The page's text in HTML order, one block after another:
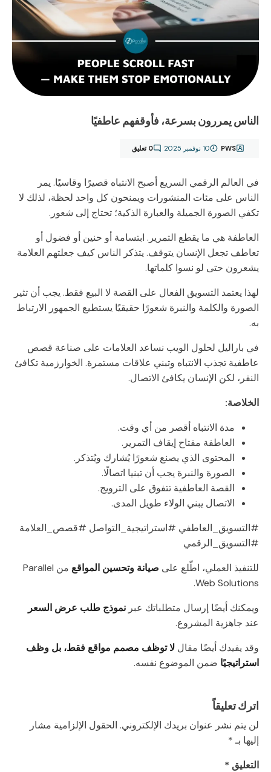
الناس يمررون بسرعة، فأوقفهم عاطفيًا
PWS 10 نوفمبر 2025 0 تعليق
في العالم الرقمي السريع أصبح الانتباه قصيرًا وقاسيًا. يمر
الناس على مئات المنشورات ويمنحون كل واحد لحظة، لذلك لا
تكفي الصورة الجميلة والعبارة الذكية؛ تحتاج إلى شعور.
العاطفة هي ما يقطع التمرير. ابتسامة أو حنين أو فضول أو
تعاطف تجعل الإنسان يتوقف. يتذكر الناس كيف جعلتهم العلامة
يشعرون حتى لو نسوا كلماتها.
لهذا يعتمد التسويق الفعال على القصة لا البيع فقط. يجب أن تثير
الصورة والكلمة والنبرة شعورًا حقيقيًا يستطيع الجمهور الارتباط
به.
في باراليل لحلول الويب نساعد العلامات على صناعة قصص
عاطفية تجذب الانتباه وتبني علاقات مستمرة. الخوارزمية تكافئ
النقر، لكن الإنسان يكافئ الاتصال.
الخلاصة:
مدة الانتباه أقصر من أي وقت.
العاطفة مفتاح إيقاف التمرير.
المحتوى الذي يصنع شعورًا يُشارك ويُتذكر.
الصورة والنبرة يجب أن تبنيا اتصالًا.
القصة العاطفية تتفوق على الترويج.
الاتصال يبني الولاء طويل المدى.
#التسويق_العاطفي #استراتيجية_التواصل #قصص_العلامة
#التسويق_الرقمي
للتنفيذ العملي، اطّلع على صيانة وتحسين المواقع
من Parallel
Web Solutions.
ويمكنك أيضًا إرسال متطلباتك عبر نموذج طلب عرض السعر
عند جاهزية المشروع.
وقد يفيدك أيضًا مقال لا توظف مصمم مواقع فقط، بل وظف
استراتيجيًا ضمن الموضوع نفسه.
اترك تعليقاً
لن يتم نشر عنوان بريدك الإلكتروني. الحقول الإلزامية مشار
إليها بـ*
التعليق *